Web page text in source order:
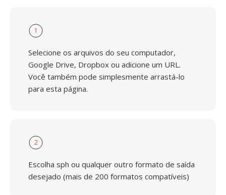
1
Selecione os arquivos do seu computador,
Google Drive, Dropbox ou adicione um URL.
Você também pode simplesmente arrastá-lo
para esta página.
2
Escolha sph ou qualquer outro formato de saída
desejado (mais de 200 formatos compatíveis)